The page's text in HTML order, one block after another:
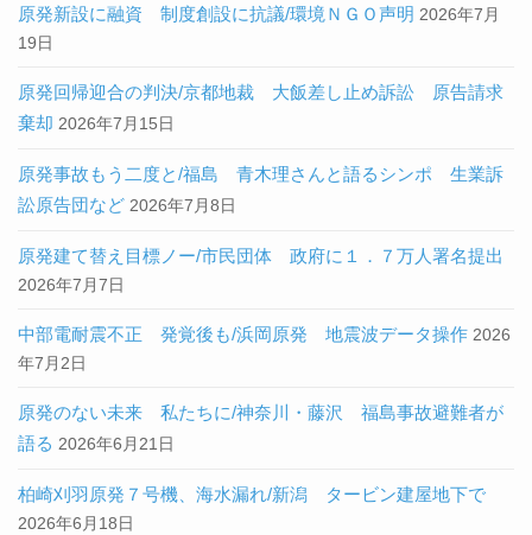
原発新設に融資 制度創設に抗議/環境ＮＧＯ声明 2026年7月
19日
原発回帰迎合の判決/京都地裁 大飯差し止め訴訟 原告請求
棄却 2026年7月15日
原発事故もう二度と/福島 青木理さんと語るシンポ 生業訴
訟原告団など 2026年7月8日
原発建て替え目標ノー/市民団体 政府に１．７万人署名提出
2026年7月7日
中部電耐震不正 発覚後も/浜岡原発 地震波データ操作 2026
年7月2日
原発のない未来 私たちに/神奈川・藤沢 福島事故避難者が
語る 2026年6月21日
柏崎刈羽原発７号機、海水漏れ/新潟 タービン建屋地下で
2026年6月18日